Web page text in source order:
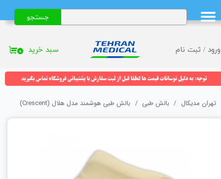
ورود / ثبت نام
حساب کاربری من
تغییر گذر واژه
خروج از حساب کاربری
جستجو
۰ سبد خرید
تهران مدیکال بالش طبی بالش طبی هوشمند مدل هلال (Crescent)